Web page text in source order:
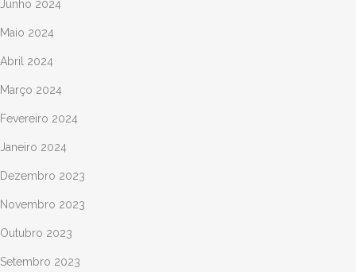
Junho 2024
Maio 2024
Abril 2024
Março 2024
Fevereiro 2024
Janeiro 2024
Dezembro 2023
Novembro 2023
Outubro 2023
Setembro 2023